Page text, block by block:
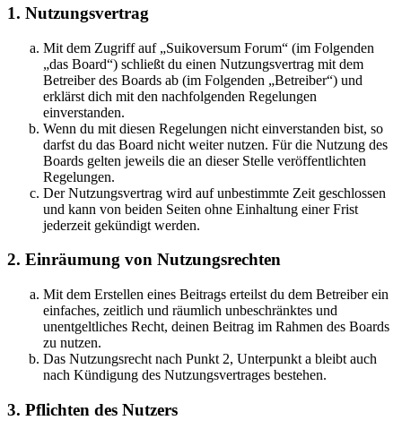
1. Nutzungsvertrag
Mit dem Zugriff auf „Suikoversum Forum“ (im Folgenden
„das Board“) schließt du einen Nutzungsvertrag mit dem
Betreiber des Boards ab (im Folgenden „Betreiber“) und
erklärst dich mit den nachfolgenden Regelungen
einverstanden.
Wenn du mit diesen Regelungen nicht einverstanden bist, so
darfst du das Board nicht weiter nutzen. Für die Nutzung des
Boards gelten jeweils die an dieser Stelle veröffentlichten
Regelungen.
Der Nutzungsvertrag wird auf unbestimmte Zeit geschlossen
und kann von beiden Seiten ohne Einhaltung einer Frist
jederzeit gekündigt werden.
2. Einräumung von Nutzungsrechten
Mit dem Erstellen eines Beitrags erteilst du dem Betreiber ein
einfaches, zeitlich und räumlich unbeschränktes und
unentgeltliches Recht, deinen Beitrag im Rahmen des Boards
zu nutzen.
Das Nutzungsrecht nach Punkt 2, Unterpunkt a bleibt auch
nach Kündigung des Nutzungsvertrages bestehen.
3. Pflichten des Nutzers